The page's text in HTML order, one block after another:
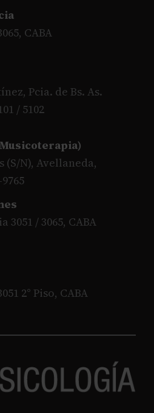
CABA
Pcia. de Bs. As.
/ 5102
(S/N), Avellaneda,
/ 3065, CABA
2° Piso, CABA